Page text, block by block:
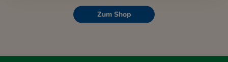
Zum Shop